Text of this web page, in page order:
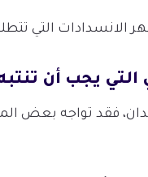
الانسدادات
يجب أن
فقد تواجه بعض